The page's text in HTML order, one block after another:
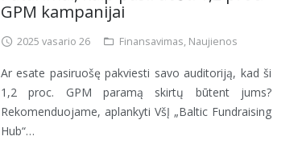
GPM kampanijai
2025 vasario 26 Finansavimas, Naujienos
Ar esate pasiruošę pakviesti savo auditoriją, kad ši
1,2 proc. GPM paramą skirtų būtent jums?
Rekomenduojame, aplankyti VšĮ „Baltic Fundraising
Hub“…